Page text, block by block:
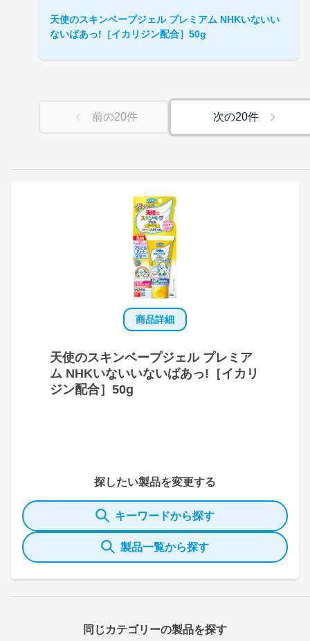
商品詳細
天使のスキンベープジェル プレミア
ム NHKいないいないばあっ!［イカリ
ジン配合］50g
探したい製品を変更する
キーワードから探す
製品一覧から探す
同じカテゴリーの製品を探す
天使のスキンベープジェル プレミアム NHKいないい
ないばあっ!［イカリジン配合］50g
前の20件 次の20件